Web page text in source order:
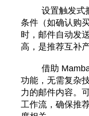
设置触发式
条件（如确认购
时，邮件自动发
高，是推荐互补
借助
功能，无需复杂
力的邮件内容。
工作流，确保推